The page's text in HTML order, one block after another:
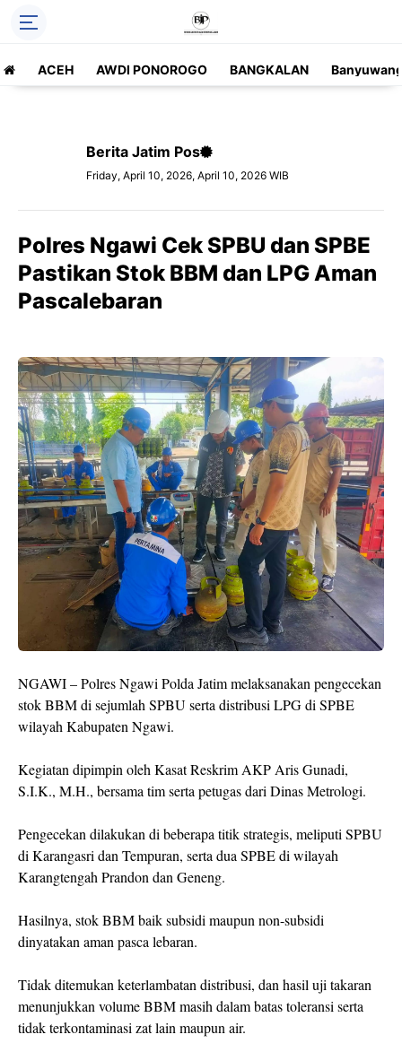
ACEH AWDI PONOROGO BANGKALAN
Berita Jatim Pos
Friday, April 10, 2026, April 10, 2026 WIB
Polres Ngawi Cek SPBU dan SPBE
Pastikan Stok BBM dan LPG Aman
Pascalebaran
NGAWI – Polres Ngawi Polda Jatim melaksanakan pengecekan
stok BBM di sejumlah SPBU serta distribusi LPG di SPBE
wilayah Kabupaten Ngawi.
Kegiatan dipimpin oleh Kasat Reskrim AKP Aris Gunadi,
S.I.K., M.H., bersama tim serta petugas dari Dinas Metrologi.
Pengecekan dilakukan di beberapa titik strategis, meliputi SPBU
di Karangasri dan Tempuran, serta dua SPBE di wilayah
Karangtengah Prandon dan Geneng.
Hasilnya, stok BBM baik subsidi maupun non-subsidi
dinyatakan aman pasca lebaran.
Tidak ditemukan keterlambatan distribusi, dan hasil uji takaran
menunjukkan volume BBM masih dalam batas toleransi serta
tidak terkontaminasi zat lain maupun air.